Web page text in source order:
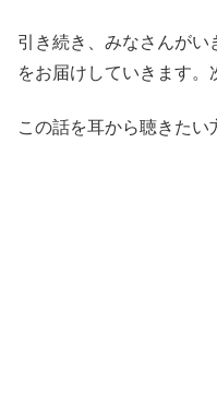
引き続き、みなさんがい
をお届けしていきます。
この話を耳から聴きたい